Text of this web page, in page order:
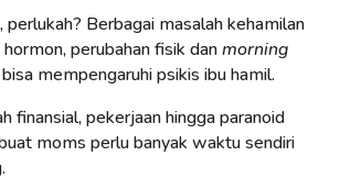
perlukah? Berbagai masalah kehamilan
perubahan fisik danmorning
mempengaruhi psikis ibu hamil.
finansial, pekerjaan hingga paranoid
moms perlu banyak waktu sendiri